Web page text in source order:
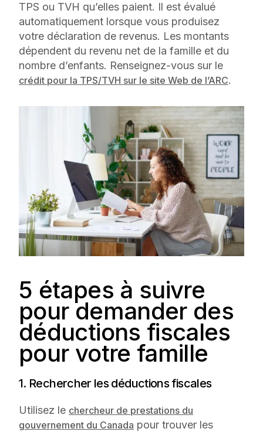
TPS ou TVH qu’elles paient. Il est évalué
automatiquement lorsque vous produisez
votre déclaration de revenus. Les montants
dépendent du revenu net de la famille et du
nombre d’enfants. Renseignez-vous sur le
crédit pour la TPS/TVH sur le site Web de l’ARC.
5 étapes à suivre
pour demander des
déductions fiscales
pour votre famille
1. Rechercher les déductions fiscales
Utilisez le chercheur de prestations du
gouvernement du Canada pour trouver les